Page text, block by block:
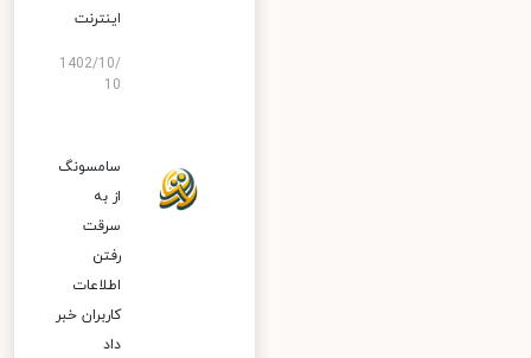
اینترنت
1402/10/
10
سامسونگ
از به
سرقت
رفتن
اطلاعات
کاربران خبر
داد